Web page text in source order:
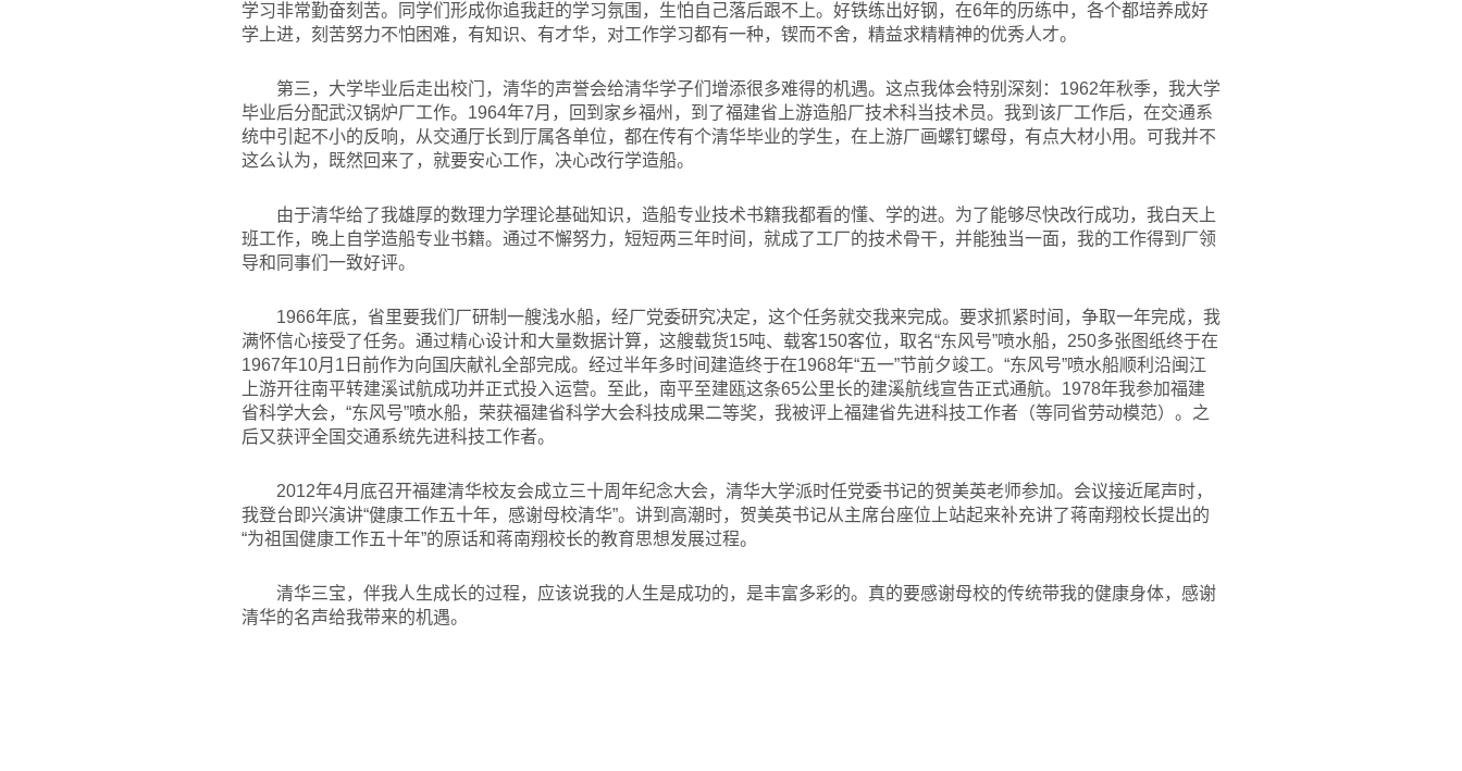
学习非常勤奋刻苦。同学们形成你追我赶的学习氛围，生怕自己落后跟不上。好铁练出好钢，在6年的历练中，各个都培养成好
学上进，刻苦努力不怕困难，有知识、有才华，对工作学习都有一种，锲而不舍，精益求精精神的优秀人才。
第三，大学毕业后走出校门，清华的声誉会给清华学子们增添很多难得的机遇。这点我体会特别深刻：1962年秋季，我大学
毕业后分配武汉锅炉厂工作。1964年7月，回到家乡福州，到了福建省上游造船厂技术科当技术员。我到该厂工作后，在交通系
统中引起不小的反响，从交通厅长到厅属各单位，都在传有个清华毕业的学生，在上游厂画螺钉螺母，有点大材小用。可我并不
这么认为，既然回来了，就要安心工作，决心改行学造船。
由于清华给了我雄厚的数理力学理论基础知识，造船专业技术书籍我都看的懂、学的进。为了能够尽快改行成功，我白天上
班工作，晚上自学造船专业书籍。通过不懈努力，短短两三年时间，就成了工厂的技术骨干，并能独当一面，我的工作得到厂领
导和同事们一致好评。
1966年底，省里要我们厂研制一艘浅水船，经厂党委研究决定，这个任务就交我来完成。要求抓紧时间，争取一年完成，我
满怀信心接受了任务。通过精心设计和大量数据计算，这艘载货15吨、载客150客位，取名“东风号”喷水船，250多张图纸终于在
1967年10月1日前作为向国庆献礼全部完成。经过半年多时间建造终于在1968年“五一”节前夕竣工。“东风号”喷水船顺利沿闽江
上游开往南平转建溪试航成功并正式投入运营。至此，南平至建瓯这条65公里长的建溪航线宣告正式通航。1978年我参加福建
省科学大会，“东风号”喷水船，荣获福建省科学大会科技成果二等奖，我被评上福建省先进科技工作者（等同省劳动模范）。之
后又获评全国交通系统先进科技工作者。
2012年4月底召开福建清华校友会成立三十周年纪念大会，清华大学派时任党委书记的贺美英老师参加。会议接近尾声时，
我登台即兴演讲“健康工作五十年，感谢母校清华”。讲到高潮时，贺美英书记从主席台座位上站起来补充讲了蒋南翔校长提出的
“为祖国健康工作五十年”的原话和蒋南翔校长的教育思想发展过程。
清华三宝，伴我人生成长的过程，应该说我的人生是成功的，是丰富多彩的。真的要感谢母校的传统带我的健康身体，感谢
清华的名声给我带来的机遇。